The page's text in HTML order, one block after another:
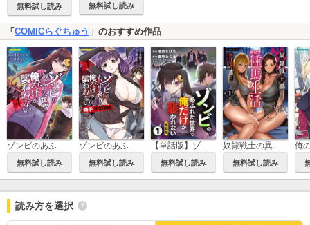
無料試し読み 無料試し読み
「 COMICらぐちゅう 」のおすすめ作品
無料試し読み 無料試し読み
【単話版】ゾンビのあふれた世界で俺だけが襲われない（フルカラー）
無料試し読み 無料試し読み
読み方を選択